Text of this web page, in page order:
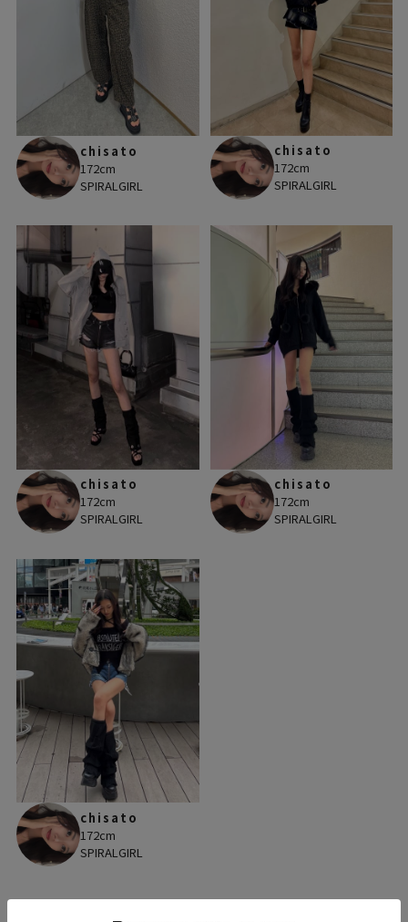
chisato
172cm
SPIRALGIRL
chisato
172cm
SPIRALGIRL
chisato
172cm
SPIRALGIRL
chisato
172cm
SPIRALGIRL
chisato
172cm
SPIRALGIRL